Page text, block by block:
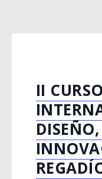
II CURSO